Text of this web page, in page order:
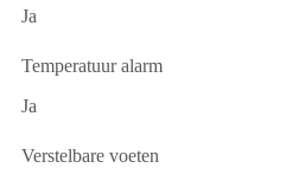
Ja
Temperatuur alarm
Ja
Verstelbare voeten